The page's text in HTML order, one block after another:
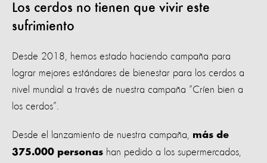
Los cerdos no tienen que vivir este
sufrimiento
Desde 2018, hemos estado haciendo campaña para
lograr mejores estándares de bienestar para los cerdos a
nivel mundial a través de nuestra campaña “Críen bien a
los cerdos”.
Desde el lanzamiento de nuestra campaña, más de
375.000 personas han pedido a los supermercados,